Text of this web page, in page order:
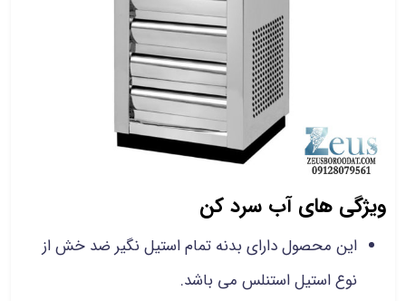
ویژگی های آب سرد کن
این محصول دارای بدنه تمام استیل نگیر ضد خش از
نوع استیل استنلس می باشد.